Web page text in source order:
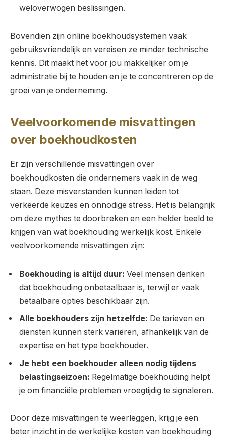
weloverwogen beslissingen.
Bovendien zijn online boekhoudsystemen vaak
gebruiksvriendelijk en vereisen ze minder technische
kennis. Dit maakt het voor jou makkelijker om je
administratie bij te houden en je te concentreren op de
groei van je onderneming.
Veelvoorkomende misvattingen
over boekhoudkosten
Er zijn verschillende misvattingen over
boekhoudkosten die ondernemers vaak in de weg
staan. Deze misverstanden kunnen leiden tot
verkeerde keuzes en onnodige stress. Het is belangrijk
om deze mythes te doorbreken en een helder beeld te
krijgen van wat boekhouding werkelijk kost. Enkele
veelvoorkomende misvattingen zijn:
Boekhouding is altijd duur: Veel mensen denken
dat boekhouding onbetaalbaar is, terwijl er vaak
betaalbare opties beschikbaar zijn.
Alle boekhouders zijn hetzelfde: De tarieven en
diensten kunnen sterk variëren, afhankelijk van de
expertise en het type boekhouder.
Je hebt een boekhouder alleen nodig tijdens
belastingseizoen: Regelmatige boekhouding helpt
je om financiële problemen vroegtijdig te signaleren.
Door deze misvattingen te weerleggen, krijg je een
beter inzicht in de werkelijke kosten van boekhouding